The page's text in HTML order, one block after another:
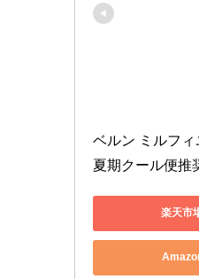
ベルン ミルフ
夏期クール便推
楽天市